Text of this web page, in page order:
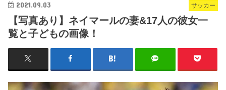
サッカー
2021.09.03
【写真あり】ネイマールの妻&17人の彼女一
覧と子どもの画像！